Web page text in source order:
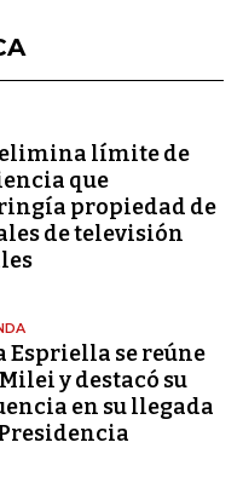
elimina límite de
que
propiedad de
de televisión
Espriella se reúne
y destacó su
en su llegada